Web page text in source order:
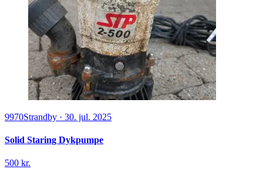
9970Strandby · 30. jul. 2025
Solid Staring Dykpumpe
500 kr.